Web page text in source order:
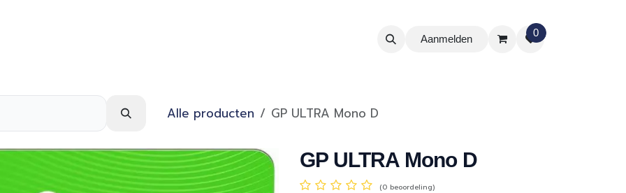
Aanmelden
0
Alle producten GP ULTRA Mono D
GP ULTRA Mono D
(0 beoordeling)